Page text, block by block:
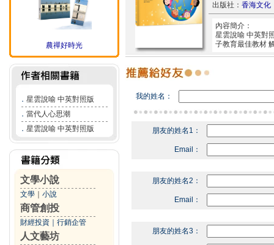
農禪好時光
． 星雲說喻 中英對照版
． 當代人心思潮
． 星雲說喻 中英對照版
文學小說
文學 小說
商管創投
財經投資 行銷企管
人文藝坊
出版社： 香海文化
內容簡介：
星雲說喻 中英對
子教育最佳教材
我的姓名：
朋友的姓名1：
Email：
朋友的姓名2：
Email：
朋友的姓名3：